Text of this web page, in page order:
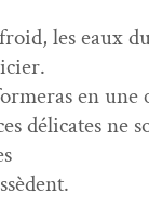
les eaux
en une
déli­cates ne